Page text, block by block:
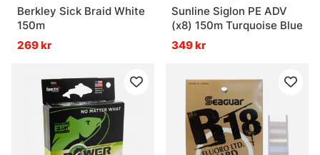
Berkley Sick Braid White
150m
269 kr
Sunline Siglon PE ADV
(x8) 150m Turquoise Blue
349 kr